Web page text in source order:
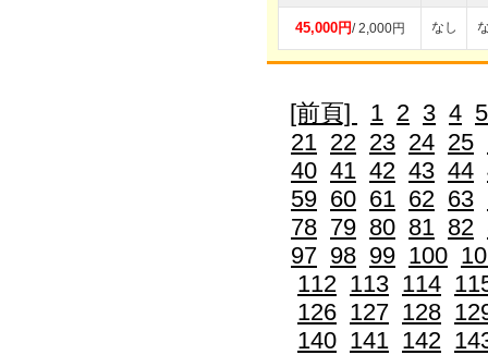
45,000円/ 2,000円 なし
[前頁] 1 2 3 4 5
21 22 23 24 25
40 41 42 43 44
59 60 61 62 63
78 79 80 81 82
97 98 99 100
112 113 114
126 127 128
140 141 142